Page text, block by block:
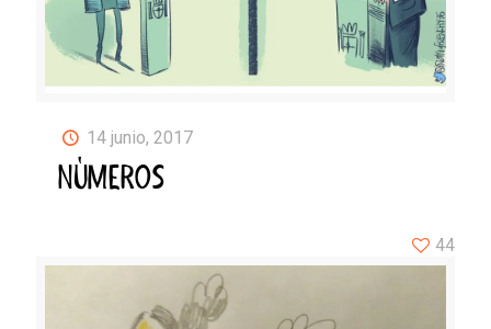
14 junio, 2017
NÚMEROS
44